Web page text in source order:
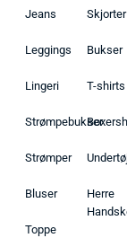
Jeans
Leggings
Lingeri
Strømpebukser
Strømper
Bluser
Toppe
Skjorter
Bukser
T-shirts
Herre